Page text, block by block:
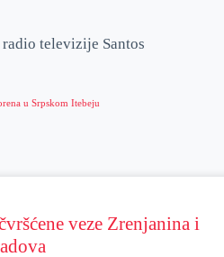
televizije Santos
u Srpskom Itebeju
veze Zrenjanina i